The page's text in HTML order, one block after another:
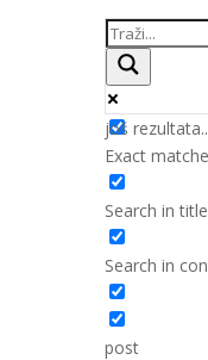
još
Exact
Search in title
Search in
post